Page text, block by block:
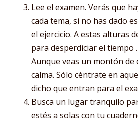
Lee el examen. Verás que
cada tema, si no has dado
el ejercicio. A estas alturas
para desperdiciar el tiempo .
Aunque veas un montón de
calma. Sólo céntrate en
dicho que entran para el
Busca un lugar tranquilo
estés a solas con tu